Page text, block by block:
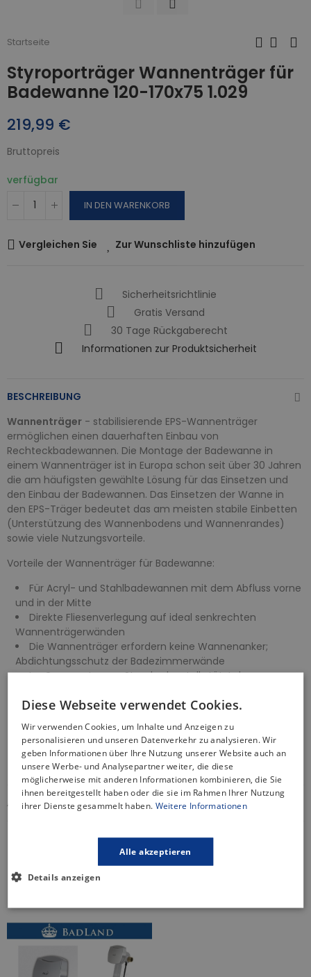
Startseite
Styroporträger Wannenträger für
Badewanne 120-170x75 1.029
219,99 €
Bruttopreis
verfügbar
IN DEN WARENKORB
Vergleichen Sie Zur Wunschliste hinzufügen
Sicherheitsrichtlinie
Gratis Versand
30 Tage Rückgaberecht
Informationen zur Produktsicherheit
BESCHREIBUNG
Wannenträger - stabilisierende EPS-Wannenträger
ermöglichen einen dauerhaften Einbau von
Rechteckbadewannen. Die Montage der Badewanne in
einem Wannenträger ist in Europa schon seit über 30 Jahren
die am häufigsten gewählte Lösung für das Einsetzen und
den Einbau der Badewannen. Das Einsetzen der Wanne in
den EPS-Träger bedeutet das am meisten stabile Einbetten
(Unterstützung des Wannenbodens und Wannenrandes)
sowie viele Nutzungsvorteile.
Vorteile der Wannenträger für Badewanne:
Für Acryl- und Stahlbadewannen mit dem Abfluss vorne
und in der Mitte
Direkte Fliesenverlegung auf ideal senkrechten
Wannenträgerwänden
Die Wannenträger erfordern keine Wannenanker;
Abdichtungsschutz der Badezimmerwände
Im Gegensatz zum Standardgestell stützt der
gesamten Umfangs der Wanne
Montage mit Wannenträger erfordert kein Gestell/keine
Füße
Einfache, schnelle Montage
ARTIKELDETAILS
Das könnte Sie auch
interessieren
Diese Webseite verwendet Cookies.
Wir verwenden Cookies, um Inhalte und Anzeigen zu
personalisieren und unseren Datenverkehr zu analysieren. Wir
geben Informationen über Ihre Nutzung unserer Website auch an
unsere Werbe- und Analysepartner weiter, die diese
möglicherweise mit anderen Informationen kombinieren, die Sie
ihnen bereitgestellt haben oder die sie im Rahmen Ihrer Nutzung
ihrer Dienste gesammelt haben. Weitere Informationen
Alle akzeptieren
Details anzeigen